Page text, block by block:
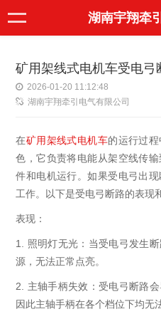
湖南宇翔牵
矿用架线式电机车受电弓
2026-01-20 11:12:48
湖南宇翔牵引电气有限公司
在矿用架线式电机车的运行过
色，它负责将电能从架空线传
件和电机运行。如果受电弓出
工作。以下是受电弓断路的表现
表现：
1.
照明灯无光：当受电弓发生
源，无法正常点亮。
2.
主轴手柄失效：受电弓断路
因此主轴手柄在各个档位下均无